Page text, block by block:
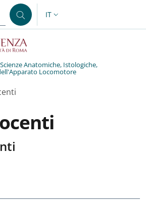
SELETTORE LINGUA:
IT
Anatomiche, Istologiche,
Locomotore